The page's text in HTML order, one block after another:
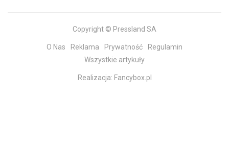
Copyright © Pressland SA
O Nas Reklama Prywatność
Regulamin
Wszystkie artykuły
Realizacja: Fancybox.pl